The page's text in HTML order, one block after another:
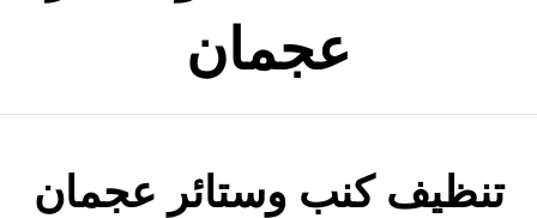
عجمان
تنظيف كنب وستائر عجمان